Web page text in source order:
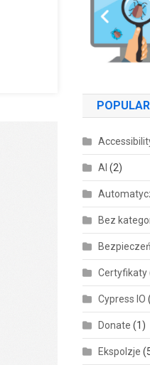
AI (2)
Bez
Certyfikaty
Cypress IO
Donate (1)
Ekspolzje